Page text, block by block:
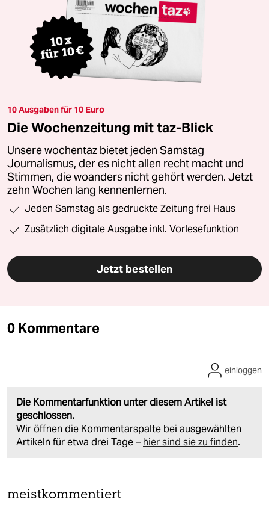
10 Ausgaben für 10 Euro
Die Wochenzeitung mit taz-Blick
Unsere wochentaz bietet jeden Samstag
Journalismus, der es nicht allen recht macht und
Stimmen, die woanders nicht gehört werden. Jetzt
zehn Wochen lang kennenlernen.
Jeden Samstag als gedruckte Zeitung frei Haus
Zusätzlich digitale Ausgabe inkl. Vorlesefunktion
Jetzt bestellen
0 Kommentare
Die Kommentarfunktion unter diesem Artikel ist
geschlossen.
Wir öffnen die Kommentarspalte bei ausgewählten
Artikeln für etwa drei Tage – hier sind sie zu finden.
einloggen
meistkommentiert